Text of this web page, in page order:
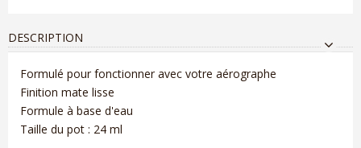
DESCRIPTION
Formulé pour fonctionner avec votre aérographe
Finition mate lisse
Formule à base d'eau
Taille du pot : 24 ml